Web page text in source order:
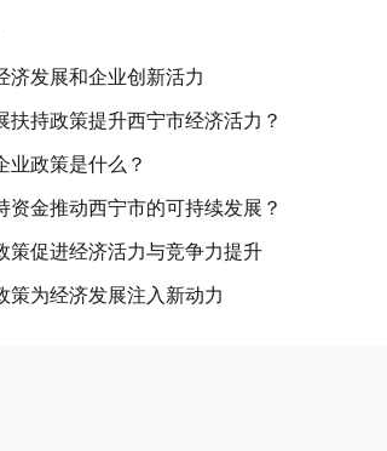
济发展和企业创新活力
持政策提升西宁市经济活力？
业政策是什么？
金推动西宁市的可持续发展？
策促进经济活力与竞争力提升
策为经济发展注入新动力